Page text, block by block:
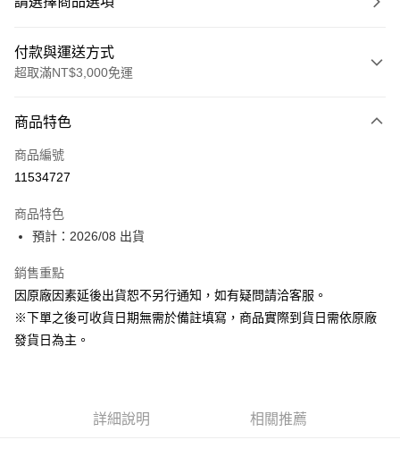
付款與運送方式
超取滿NT$3,000免運
信用卡一次付款
超商取貨付款
大哥付你分期
【大哥付你分期使用說明】
1.本服務由台灣大哥大提供，台灣大哥大用戶可立即使用無須另外申請。
流程，驗證手機門號後，選擇欲分期的期數、繳款截止日，確認付款後即完
成交易。
【繳款方式說明】
ATM付款
運送方式
預購-付款後全家取貨(舊)
商品特色
商品編號
11534727
商品特色
預計：2026/08 出貨
銷售重點
因原廠因素延後出貨恕不另行通知，如有疑問請洽客服。
※下單之後可收貨日期無需於備註填寫，商品實際到貨日需依原廠
發貨日為主。
詳細說明 相關推薦